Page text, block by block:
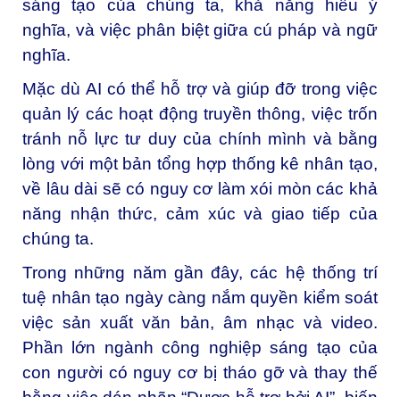
sáng tạo của chúng ta, khả năng hiểu ý
nghĩa, và việc phân biệt giữa cú pháp và ngữ
nghĩa.
Mặc dù AI có thể hỗ trợ và giúp đỡ trong việc
quản lý các hoạt động truyền thông, việc trốn
tránh nỗ lực tư duy của chính mình và bằng
lòng với một bản tổng hợp thống kê nhân tạo,
về lâu dài sẽ có nguy cơ làm xói mòn các khả
năng nhận thức, cảm xúc và giao tiếp của
chúng ta.
Trong những năm gần đây, các hệ thống trí
tuệ nhân tạo ngày càng nắm quyền kiểm soát
việc sản xuất văn bản, âm nhạc và video.
Phần lớn ngành công nghiệp sáng tạo của
con người có nguy cơ bị tháo gỡ và thay thế